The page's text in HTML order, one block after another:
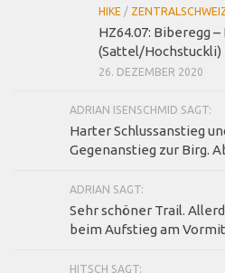
HIKE /
HZ64.07: Biberegg
(Sattel/Hochstuckli)
26. DEZEMBER 2020
ADRIAN ISENSCHMID SAGT:
Harter Schlussanstieg
Gegenanstieg zur Birg.
ADRIAN SAGT:
Sehr schöner Trail.
beim Aufstieg am
HITSCH SAGT: